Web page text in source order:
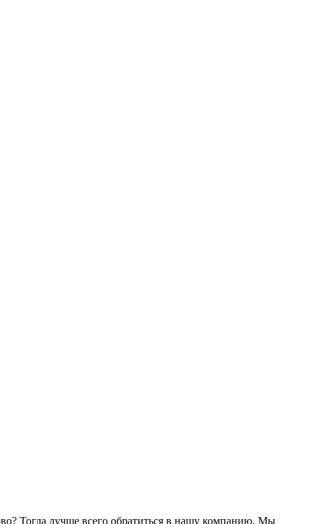
Тогда лучше всего обратиться в нашу компанию. Мы